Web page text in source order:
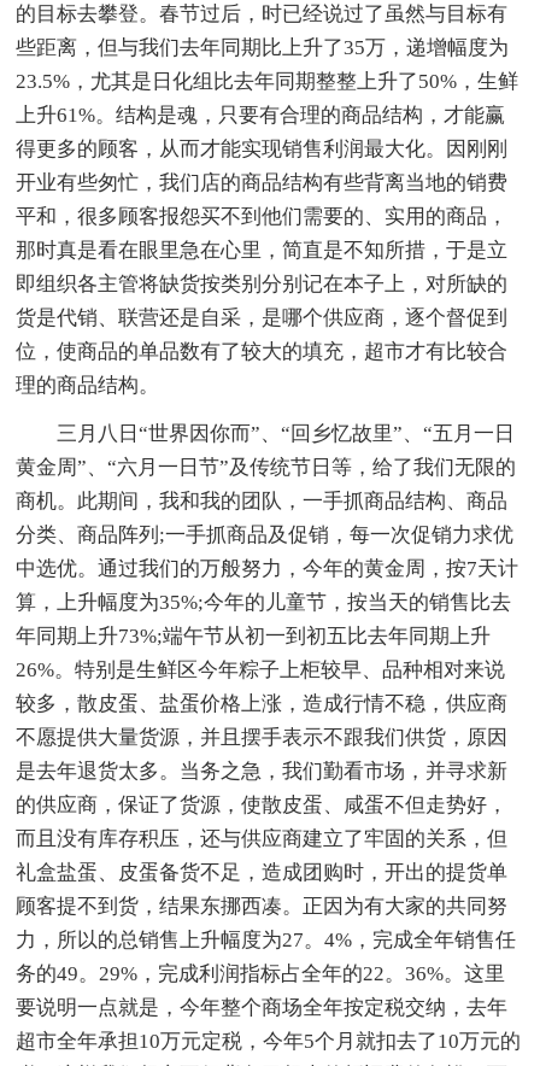
的目标去攀登。春节过后，时已经说过了虽然与目标有
些距离，但与我们去年同期比上升了35万，递增幅度为
23.5%，尤其是日化组比去年同期整整上升了50%，生鲜
上升61%。结构是魂，只要有合理的商品结构，才能赢
得更多的顾客，从而才能实现销售利润最大化。因刚刚
开业有些匆忙，我们店的商品结构有些背离当地的销费
平和，很多顾客报怨买不到他们需要的、实用的商品，
那时真是看在眼里急在心里，简直是不知所措，于是立
即组织各主管将缺货按类别分别记在本子上，对所缺的
货是代销、联营还是自采，是哪个供应商，逐个督促到
位，使商品的单品数有了较大的填充，超市才有比较合
理的商品结构。
三月八日“世界因你而”、“回乡忆故里”、“五月一日
黄金周”、“六月一日节”及传统节日等，给了我们无限的
商机。此期间，我和我的团队，一手抓商品结构、商品
分类、商品阵列;一手抓商品及促销，每一次促销力求优
中选优。通过我们的万般努力，今年的黄金周，按7天计
算，上升幅度为35%;今年的儿童节，按当天的销售比去
年同期上升73%;端午节从初一到初五比去年同期上升
26%。特别是生鲜区今年粽子上柜较早、品种相对来说
较多，散皮蛋、盐蛋价格上涨，造成行情不稳，供应商
不愿提供大量货源，并且摆手表示不跟我们供货，原因
是去年退货太多。当务之急，我们勤看市场，并寻求新
的供应商，保证了货源，使散皮蛋、咸蛋不但走势好，
而且没有库存积压，还与供应商建立了牢固的关系，但
礼盒盐蛋、皮蛋备货不足，造成团购时，开出的提货单
顾客提不到货，结果东挪西凑。正因为有大家的共同努
力，所以的总销售上升幅度为27。4%，完成全年销售任
务的49。29%，完成利润指标占全年的22。36%。这里
要说明一点就是，今年整个商场全年按定税交纳，去年
超市全年承担10万元定税，今年5个月就扣去了10万元的